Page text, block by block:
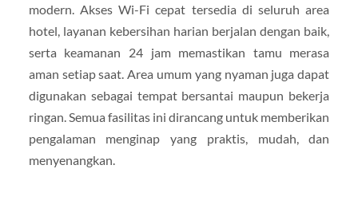
modern. Akses Wi-Fi cepat tersedia di seluruh area
hotel, layanan kebersihan harian berjalan dengan baik,
serta keamanan 24 jam memastikan tamu merasa
aman setiap saat. Area umum yang nyaman juga dapat
digunakan sebagai tempat bersantai maupun bekerja
ringan. Semua fasilitas ini dirancang untuk memberikan
pengalaman menginap yang praktis, mudah, dan
menyenangkan.